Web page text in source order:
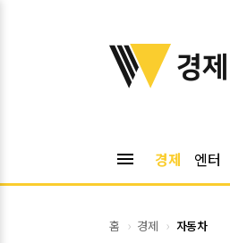
위키트리
경제
menu 경제 엔터
홈 경제 자동차